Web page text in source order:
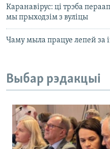
Каранавірус: ці трэба
мы прыходзім з вуліцы
Чаму мыла працуе лепей за
Выбар рэдакцыі